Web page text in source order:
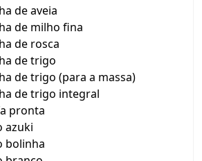
de aveia
de milho fina
de rosca
de trigo
de trigo (para a massa)
de trigo integral
pronta
azuki
bolinha